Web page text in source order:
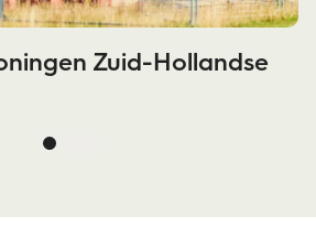
Zuid-Hollandse